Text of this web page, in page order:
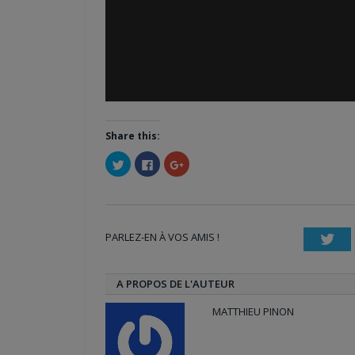
Share this:
Cliquez
pour
partager
fenêtre)
Cliquez
pour
partager
fenêtre)
Cliquez
pour
nouvelle
PARLEZ-EN À VOS AMIS !
A PROPOS DE L'AUTEUR
MATTHIEU PINON